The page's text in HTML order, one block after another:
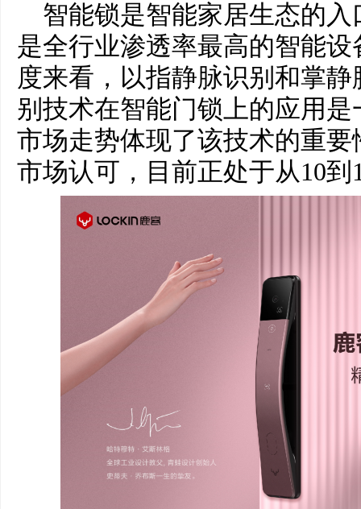
智能锁是智能家居生态的
是全行业渗透率最高的智能
度来看，以指静脉识别和掌
别技术在智能门锁上的应用
市场走势体现了该技术的重
市场认可，目前正处于从10